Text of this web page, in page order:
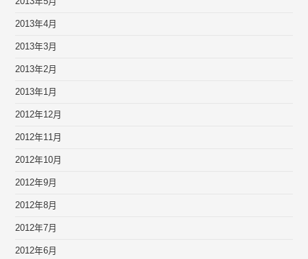
2013年4月
2013年3月
2013年2月
2013年1月
2012年12月
2012年11月
2012年10月
2012年9月
2012年8月
2012年7月
2012年6月